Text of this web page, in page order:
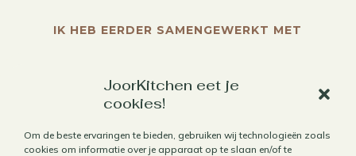
JoorKitchen eet je
cookies!
Om de beste ervaringen te bieden, gebruiken wij technologieën zoals
cookies om informatie over je apparaat op te slaan en/of te
IK HEB EERDER SAMENGEWERKT MET